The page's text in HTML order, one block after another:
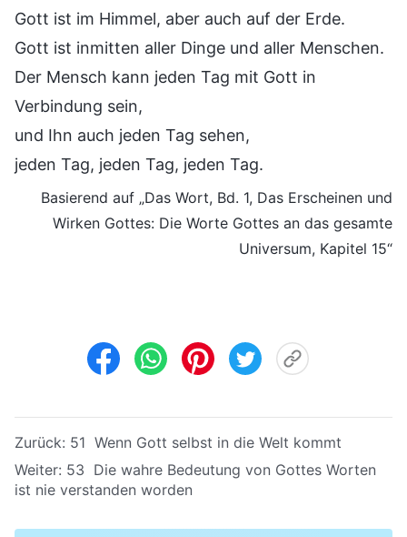
Gott ist im Himmel, aber auch auf der Erde.
Gott ist inmitten aller Dinge und aller Menschen.
Der Mensch kann jeden Tag mit Gott in
Verbindung sein,
und Ihn auch jeden Tag sehen,
jeden Tag, jeden Tag, jeden Tag.
Basierend auf „Das Wort, Bd. 1, Das Erscheinen und
Wirken Gottes: Die Worte Gottes an das gesamte
Universum, Kapitel 15“
Zurück: 51 Wenn Gott selbst in die Welt kommt
Weiter: 53 Die wahre Bedeutung von Gottes Worten
ist nie verstanden worden